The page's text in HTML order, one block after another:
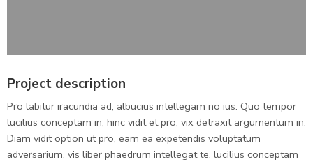
Project description
Pro labitur iracundia ad, albucius intellegam no ius. Quo tempor
lucilius conceptam in, hinc vidit et pro, vix detraxit argumentum in.
Diam vidit option ut pro, eam ea expetendis voluptatum
adversarium, vis liber phaedrum intellegat te. lucilius conceptam